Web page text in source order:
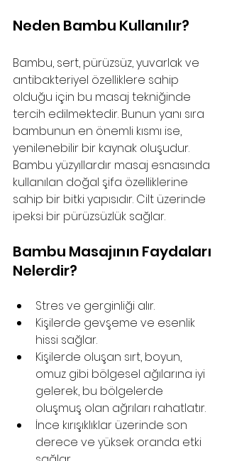
Neden Bambu Kullanılır?
Bambu, sert, pürüzsüz, yuvarlak ve
antibakteriyel özelliklere sahip
olduğu için bu masaj tekniğinde
tercih edilmektedir. Bunun yanı sıra
bambunun en önemli kısmı ise,
yenilenebilir bir kaynak oluşudur.
Bambu yüzyıllardır masaj esnasında
kullanılan doğal şifa özelliklerine
sahip bir bitki yapısıdır. Cilt üzerinde
ipeksi bir pürüzsüzlük sağlar.
Bambu Masajının Faydaları
Nelerdir?
Stres ve gerginliği alır.
Kişilerde gevşeme ve esenlik
hissi sağlar.
Kişilerde oluşan sırt, boyun,
omuz gibi bölgesel ağılarına iyi
gelerek, bu bölgelerde
oluşmuş olan ağrıları rahatlatır.
İnce kırışıklıklar üzerinde son
derece ve yüksek oranda etki